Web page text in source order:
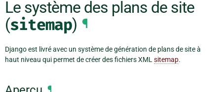
Le système des plans de site
(sitemap) ¶
Django est livré avec un système de génération de plans de site à
haut niveau qui permet de créer des fichiers XML sitemap.
¶